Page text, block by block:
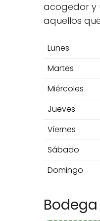
acogedor y
aquellos
Lunes
Martes
Miércoles
Jueves
Viernes
Sábado
Domingo